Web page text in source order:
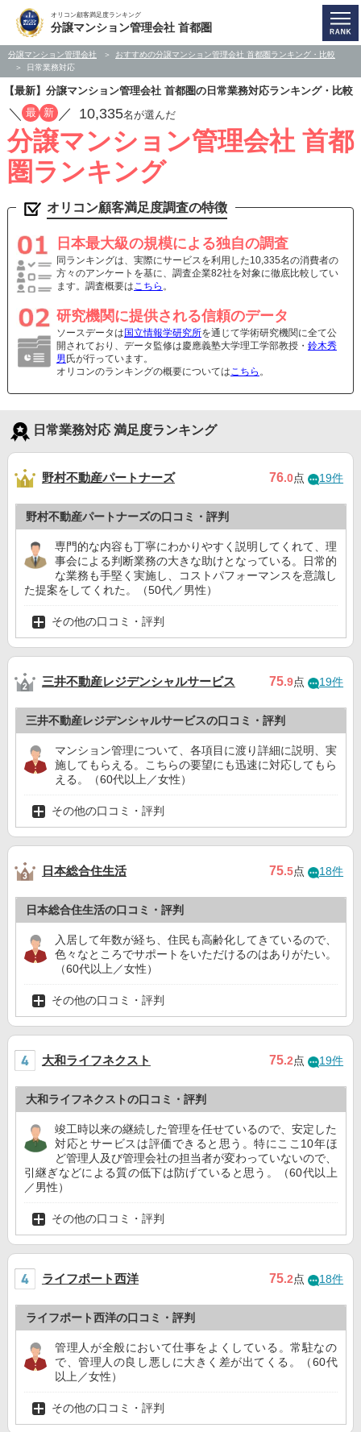
オリコン顧客満足度ランキング
分譲マンション管理会社 首都圏
分譲マンション管理会社
おすすめの分譲マンション管理会社 首都圏ランキング・比較
日常業務対応
【最新】分譲マンション管理会社 首都圏の日常業務対応ランキング・比較
／ 最 新 ／ 10,335名が選んだ
分譲マンション管理会社 首都
圏ランキング
オリコン顧客満足度調査の特徴
日本最大級の規模による独自の調査
同ランキングは、実際にサービスを利用した10,335名の消費者の
方々のアンケートを基に、調査企業82社を対象に徹底比較してい
ます。調査概要はこちら 。
研究機関に提供される信頼のデータ
ソースデータは 国立情報学研究所を通じて学術研究機関に全て公
開されており、データ監修は慶應義塾大学理工学部教授・ 鈴木秀
男 氏が行っています。
オリコンのランキングの概要についてはこちら 。
日常業務対応 満足度ランキング
野村不動産パートナーズ 76.0点 19件
野村不動産パートナーズの口コミ・評判
専門的な内容も丁寧にわかりやすく説明してくれて、理
事会による判断業務の大きな助けとなっている。日常的
な業務も手堅く実施し、コストパフォーマンスを意識し
た提案をしてくれた。（50代／男性）
その他の口コミ・評判
三井不動産レジデンシャルサービス 75.9点 19件
三井不動産レジデンシャルサービスの口コミ・評判
マンション管理について、各項目に渡り詳細に説明、実
施してもらえる。こちらの要望にも迅速に対応してもら
える。（60代以上／女性）
その他の口コミ・評判
日本総合住生活 75.5点 18件
日本総合住生活の口コミ・評判
入居して年数が経ち、住民も高齢化してきているので、
色々なところでサポートをいただけるのはありがたい。
（60代以上／女性）
その他の口コミ・評判
大和ライフネクスト 75.2点 19件
大和ライフネクストの口コミ・評判
竣工時以来の継続した管理を任せているので、安定した
対応とサービスは評価できると思う。特にここ10年ほ
ど管理人及び管理会社の担当者が変わっていないので、
引継ぎなどによる質の低下は防げていると思う。（60代以上
／男性）
その他の口コミ・評判
ライフポート西洋 75.2点 18件
ライフポート西洋の口コミ・評判
管理人が全般において仕事をよくしている。常駐なの
で、管理人の良し悪しに大きく差が出てくる。（60代
以上／女性）
その他の口コミ・評判